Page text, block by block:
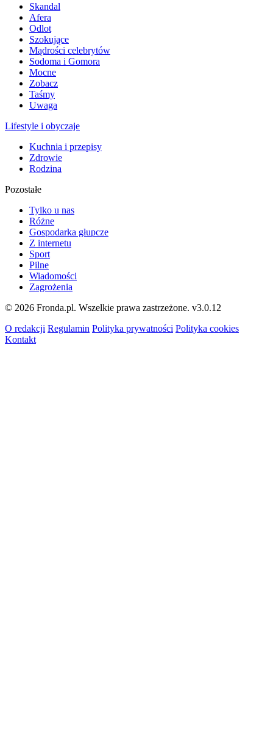
Skandal
Afera
Odlot
Szokujące
Mądrości celebrytów
Sodoma i Gomora
Mocne
Zobacz
Taśmy
Uwaga
Lifestyle i obyczaje
Kuchnia i przepisy
Zdrowie
Rodzina
Pozostałe
Tylko u nas
Różne
Gospodarka głupcze
Z internetu
Sport
Pilne
Wiadomości
Zagrożenia
© 2026 Fronda.pl. Wszelkie prawa zastrzeżone. v3.0.12
O redakcji Regulamin Polityka prywatności Polityka cookies
Kontakt